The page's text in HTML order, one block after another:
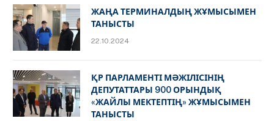
ЖАҢА ТЕРМИНАЛДЫҢ ЖҰМЫСЫМЕН
ТАНЫСТЫ
22.10.2024
ҚР ПАРЛАМЕНТІ МӘЖІЛІСІНІҢ
ДЕПУТАТТАРЫ 900 ОРЫНДЫҚ
«ЖАЙЛЫ МЕКТЕПТІҢ» ЖҰМЫСЫМЕН
ТАНЫСТЫ